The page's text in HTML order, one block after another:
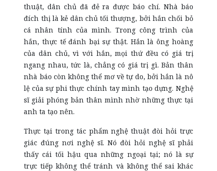
thuật, dân chủ đã đẻ ra được báo chí. Nhà báo
đích thị là kẻ dân chủ tối thượng, bởi hắn chối bỏ
cá nhân tính của mình. Trong công trình của
hắn, thực tế đánh bại sự thật. Hắn là ông hoàng
của dân chủ, vì với hắn, mọi thứ đều có giá trị
ngang nhau, tức là, chẳng có giá trị gì. Bản thân
nhà báo còn không thể mơ về tự do, bởi hắn là nô
lệ của sự phi thực chính tay mình tạo dựng. Nghệ
sĩ giải phóng bản thân mình nhờ những thực tại
anh ta tạo nên.
Thực tại trong tác phẩm nghệ thuật đòi hỏi trực
giác đúng nơi nghệ sĩ. Nó đòi hỏi nghệ sĩ phải
thấy cái tối hậu qua những ngoại tại; nó là sự
trực tiếp không thể tránh và không thể sai khác